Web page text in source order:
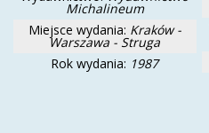
Michalineum
Miejsce wydania: Kraków -
Warszawa - Struga
Rok wydania: 1987